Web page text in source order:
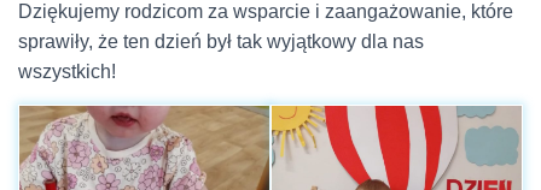
Dziękujemy rodzicom za wsparcie i zaangażowanie, które
sprawiły, że ten dzień był tak wyjątkowy dla nas
wszystkich!